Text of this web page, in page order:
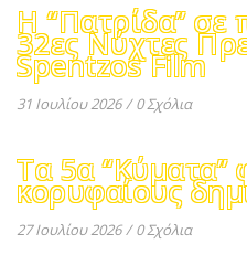
Η “Πατρίδα” σε
32ες Νύχτες
Spentzos Film
31 Ιουλίου 2026 / 0 Σχόλια
Τα 5α “Κύματα”
κορυφαίους
27 Ιουλίου 2026 / 0 Σχόλια